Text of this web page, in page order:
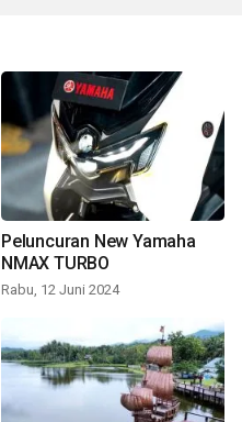
Peluncuran New Yamaha
NMAX TURBO
Rabu, 12 Juni 2024